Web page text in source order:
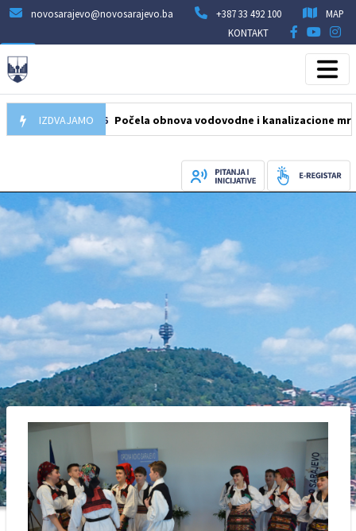
novosarajevo@novosarajevo.ba +387 33 492 100
MAP
KONTAKT
IZDVAJAMO
05.08.2026 Počela obnova vodovodne i kanalizacione mreže u